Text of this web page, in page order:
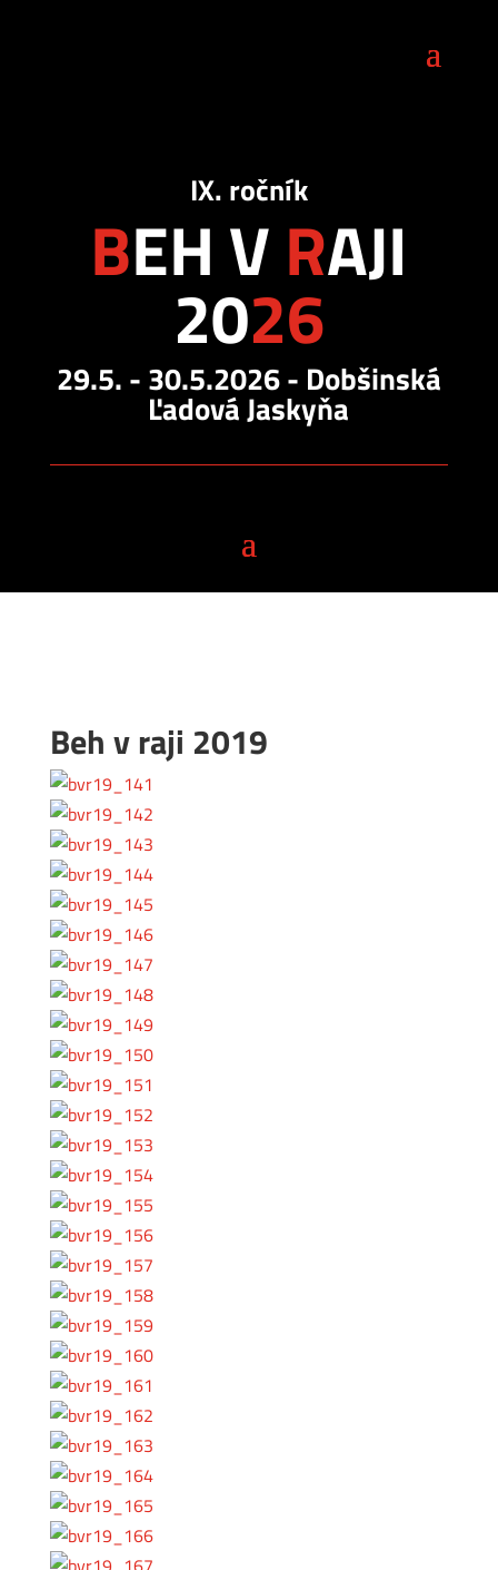
IX. ročník
BEH VRAJI
2026
29.5. - 30.5.2026 - Dobšinská
Ľadová Jaskyňa
Beh v raji 2019